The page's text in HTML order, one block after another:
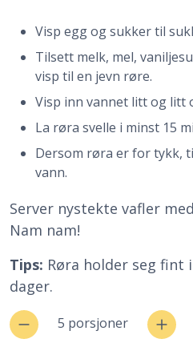
Visp egg og sukker til
Tilsett melk, mel,
visp til en jevn røre.
Visp inn vannet litt og litt
La røra svelle i minst 15
Dersom røra er for tykk,
vann.
Server nystekte vafler
Nam nam!
Tips: Røra holder seg fint
dager.
5 porsjoner